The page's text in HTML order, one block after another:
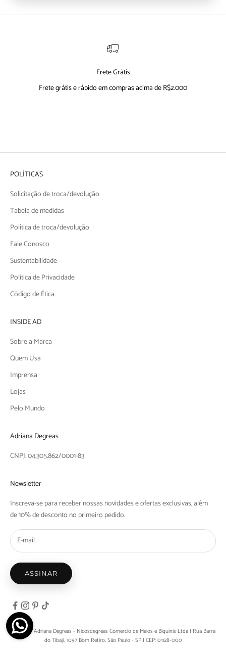
Frete Grátis
Frete grátis e rápido em compras acima de R$2.000
POLÍTICAS
Solicitação de troca/devolução
Tabela de medidas
Política de troca/devolução
Fale Conosco
Sustentabilidade
Politica de Privacidade
Código de Ética
INSIDE AD
Sobre a Marca
Quem Usa
Imprensa
Lojas
Pelo Mundo
Adriana Degreas
CNPJ: 04.305.862/0001-83
Newsletter
Inscreva-se para receber nossas novidades e ofertas exclusivas, além
de 10% de desconto no primeiro pedido.
ASSINAR
© 2026 - Adriana Degreas - Nicosdegreas Comercio de Maios e Biquinis Ltda | Rua Barra
do Tibaji, 1097 Bom Retiro, São Paulo - SP | CEP: 01128-000